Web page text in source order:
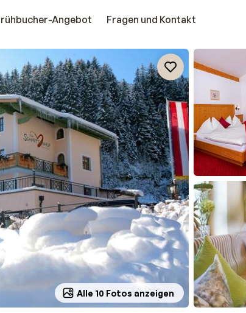
Angebot Fragen und Kontakt
Alle 10 Fotos anzeigen